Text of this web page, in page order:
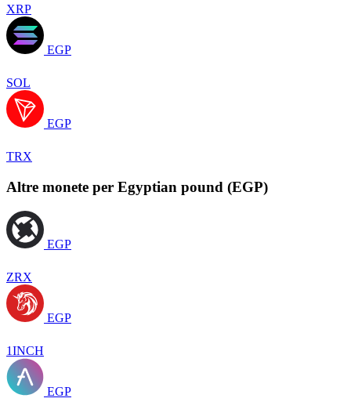
XRP
EGP
SOL
EGP
TRX
Altre monete per Egyptian pound (EGP)
EGP
ZRX
EGP
1INCH
EGP